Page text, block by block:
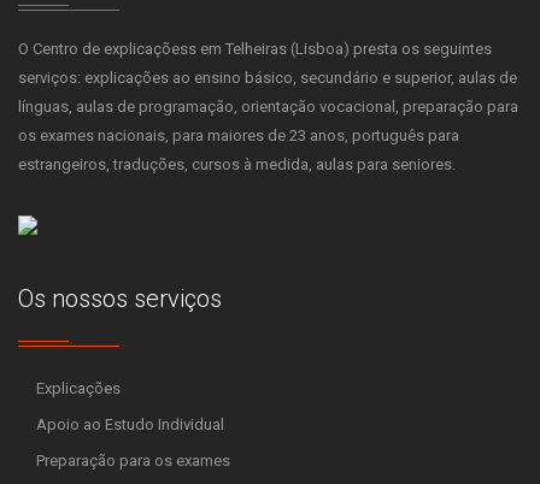
O Centro de explicaçõess em Telheiras (Lisboa) presta os seguintes
serviços: explicações ao ensino básico, secundário e superior, aulas de
línguas, aulas de programação, orientação vocacional, preparação para
os exames nacionais, para maiores de 23 anos, português para
estrangeiros, traduções, cursos à medida, aulas para seniores.
Os nossos serviços
Explicações
Apoio ao Estudo Individual
Preparação para os exames